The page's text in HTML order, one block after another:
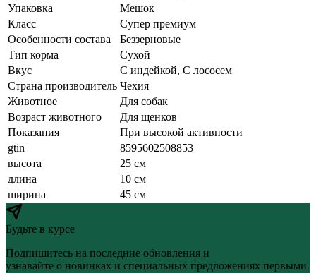
Упаковка
Мешок
Класс
Супер премиум
Особенности состава
Беззерновые
Тип корма
Сухой
Вкус
С индейкой, С лососем
Страна производитель Чехия
Животное
Для собак
Возраст животного
Для щенков
Показания
При высокой активности
gtin
8595602508853
высота
25 см
длина
10 см
ширина
45 см
Будьте в курсе
Подпишитесь на последние обновления и
узнавайте о новинках и специальных предложениях первыми.